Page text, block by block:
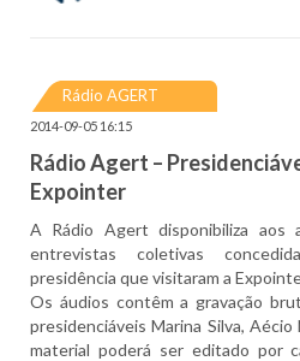
Rádio AGERT
2014-09-05 16:15
Rádio Agert –
Expointer
A Rádio Agert disponibiliza aos
entrevistas coletivas
presidência que visitaram a
Os áudios contêm a gravação
presidenciáveis Marina Silva,
material poderá ser editado por